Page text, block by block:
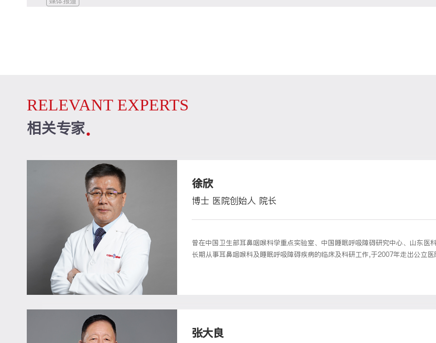
RELEVANT EXPERTS
相关专家
徐欣
博士 医院创始人 院长
曾在中国卫生部耳鼻咽喉科学重点实验室、中国睡眠呼吸障碍研究中心、山东医
长期从事耳鼻咽喉科及睡眠呼吸障碍疾病的临床及科研工作,于2007年走出公立医
张大良